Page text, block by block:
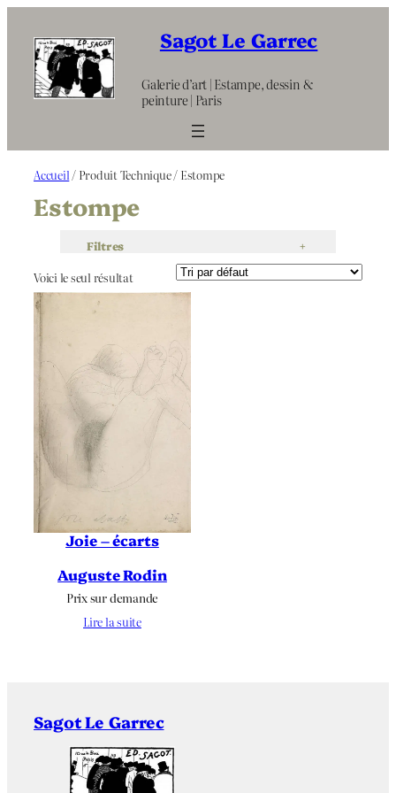
contenu
Sagot Le Garrec
Galerie d’art | Estampe, dessin &
peinture | Paris
Accueil / Produit Technique / Estompe
Estompe
Filtres +
Voici le seul résultat
Joie – écarts
Auguste Rodin
Prix sur demande
Lire la suite
Sagot Le Garrec